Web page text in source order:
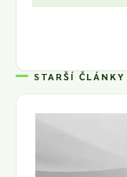
STARŠÍ ČLÁNKY